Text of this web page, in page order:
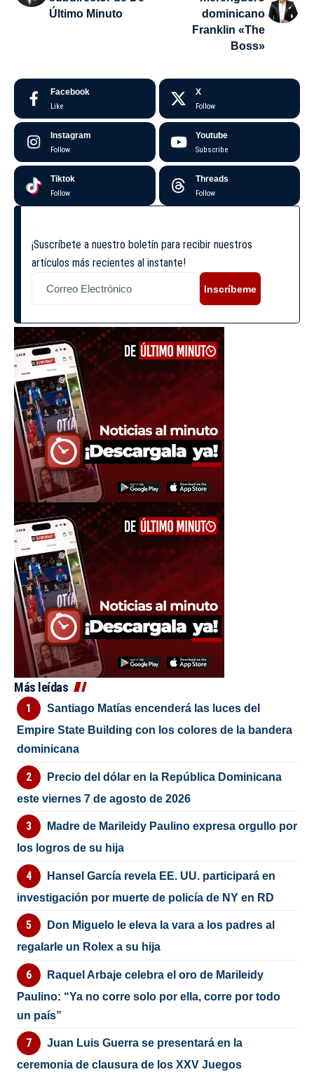
Último Minuto
dominicano
Franklin «The
Boss»
Facebook
Like
X
Follow
Instagram
Follow
Youtube
Subscribe
Tiktok
Follow
Threads
Follow
¡Suscríbete a nuestro boletín para recibir nuestros
artículos más recientes al instante!
Inscríbeme
Más leídas
Santiago Matías encenderá las luces del
Empire State Building con los colores de la bandera
dominicana
Precio del dólar en la República Dominicana
este viernes 7 de agosto de 2026
Madre de Marileidy Paulino expresa orgullo por
los logros de su hija
Hansel García revela EE. UU. participará en
investigación por muerte de policía de NY en RD
Don Miguelo le eleva la vara a los padres al
regalarle un Rolex a su hija
Raquel Arbaje celebra el oro de Marileidy
Paulino: “Ya no corre solo por ella, corre por todo
un país”
Juan Luis Guerra se presentará en la
ceremonia de clausura de los XXV Juegos